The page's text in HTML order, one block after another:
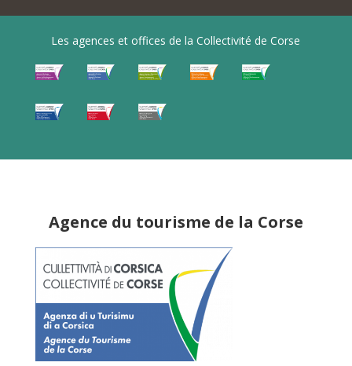
Les agences et offices de la Collectivité de Corse
Agence du tourisme de la Corse